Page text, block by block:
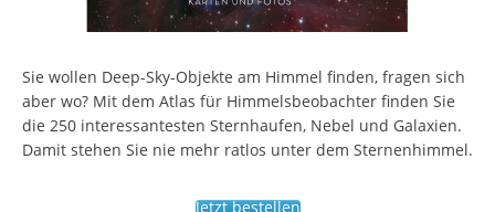
Sie wollen Deep-Sky-Objekte am Himmel finden, fragen sich
aber wo? Mit dem Atlas für Himmelsbeobachter finden Sie
die 250 interessantesten Sternhaufen, Nebel und Galaxien.
Damit stehen Sie nie mehr ratlos unter dem Sternenhimmel.
Jetzt bestellen